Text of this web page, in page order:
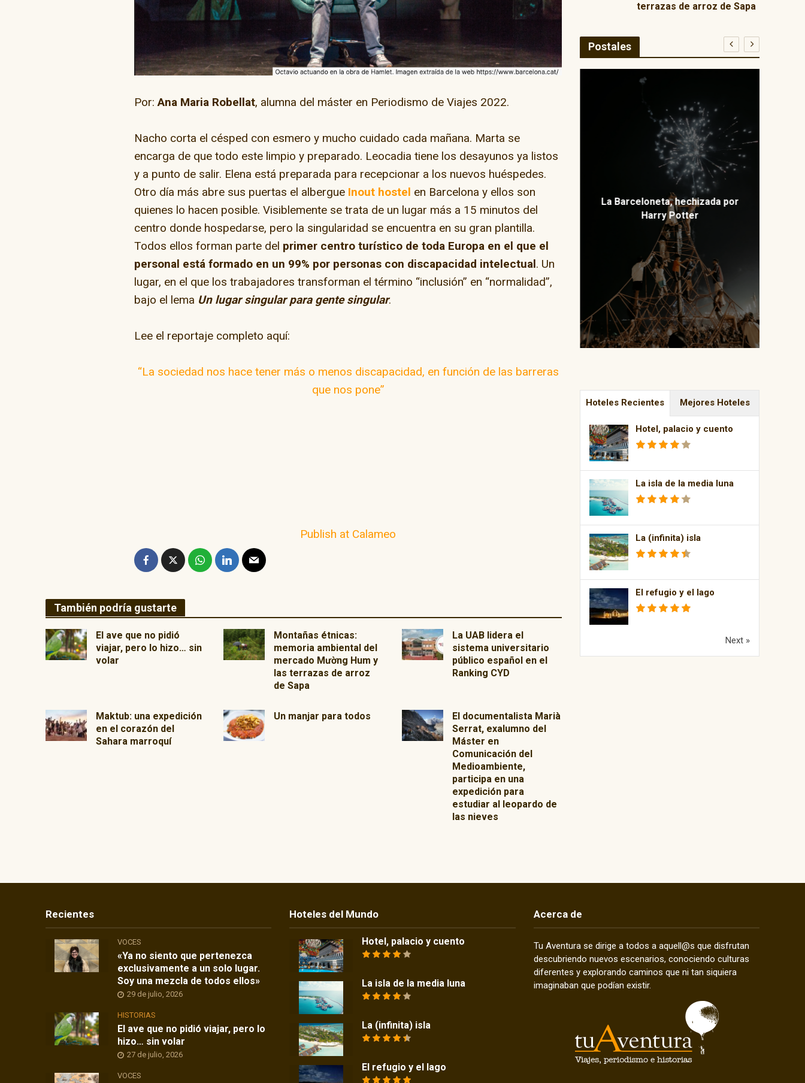
Por:Ana Maria Robellat, alumna del máster en Periodismo de Viajes 2022.
Nacho corta el césped con esmero y mucho cuidado cada mañana. Marta se
encarga de que todo este limpio y preparado. Leocadia tiene los desayunos ya listos
y a punto de salir. Elena está preparada para recepcionar a los nuevos huéspedes.
Otro día más abre sus puertas el albergue Inout hostel en Barcelona y ellos son
quienes lo hacen posible. Visiblemente se trata de un lugar más a 15 minutos del
centro donde hospedarse, pero la singularidad se encuentra en su gran plantilla.
Todos ellos forman parte del primer centro turístico de toda Europa en el que el
personal está formado en un 99% por personas con discapacidad intelectual. Un
lugar, en el que los trabajadores transforman el término “inclusión” en “normalidad”,
bajo el lema Un lugar singular para gente singular.
Lee el reportaje completo aquí:
“La sociedad nos hace tener más o menos discapacidad, en función de las barreras
que nos pone”
Publish at Calameo
También podría gustarte
El ave que no pidió
viajar, pero lo hizo… sin
volar
Montañas étnicas:
memoria ambiental del
mercado Mường Hum y
las terrazas de arroz
de Sapa
La UAB lidera el
sistema universitario
público español en el
Ranking CYD
Maktub: una expedición
en el corazón del
Sahara marroquí
Un manjar para todos
El documentalista Marià
Serrat, exalumno del
Máster en
Comunicación del
Medioambiente,
participa en una
expedición para
estudiar al leopardo de
las nieves
terrazas de arroz de Sapa
Postales
skate
El camino de Dios
La Barceloneta, hechizada por
Harry Potter
Hoteles Recientes Mejores Hoteles
Hotel, palacio y cuento
La isla de la media luna
La (infinita) isla
El refugio y el lago
Next »
Recientes
VOCES
«Ya no siento que pertenezca
exclusivamente a un solo lugar.
Soy una mezcla de todos ellos»
29 de julio, 2026
HISTORIAS
El ave que no pidió viajar, pero lo
hizo… sin volar
27 de julio, 2026
VOCES
Hoteles del Mundo
Hotel, palacio y cuento
La isla de la media luna
La (infinita) isla
El refugio y el lago
Acerca de
Tu Aventura se dirige a todos a aquell@s que disfrutan
descubriendo nuevos escenarios, conociendo culturas
diferentes y explorando caminos que ni tan siquiera
imaginaban que podían existir.